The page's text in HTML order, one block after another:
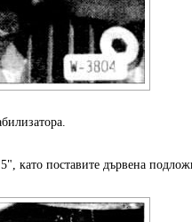
като поставите дървена